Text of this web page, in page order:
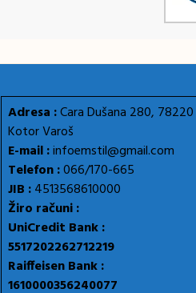
Adresa :Cara Dušana 280, 78220
Kotor Varoš
E-mail :infoemstil@gmail.com
Telefon :066/170-665
JIB :4513568610000
Žiro računi :
UniCredit Bank :
5517202262712219
Raiffeisen Bank :
1610000356240077